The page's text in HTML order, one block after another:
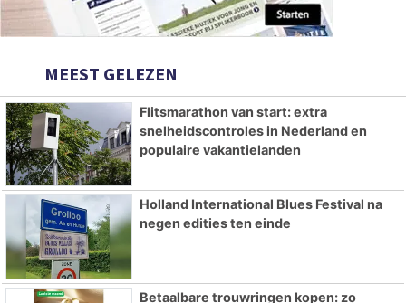
MEEST GELEZEN
Flitsmarathon van start: extra
snelheidscontroles in Nederland en
populaire vakantielanden
Holland International Blues Festival na
negen edities ten einde
Betaalbare trouwringen kopen: zo